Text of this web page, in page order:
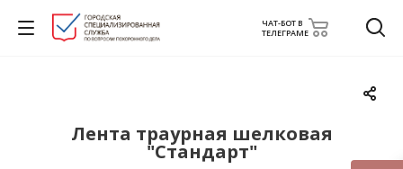
ЧАТ-БОТ В
ТЕЛЕГРАМЕ
Лента траурная шелковая
"Стандарт"